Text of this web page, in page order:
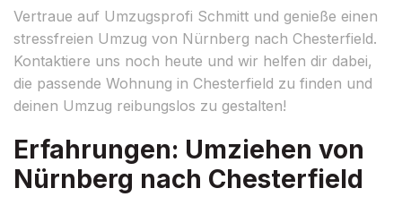
Vertraue auf Umzugsprofi Schmitt und genieße einen
stressfreien Umzug von Nürnberg nach Chesterfield.
Kontaktiere uns noch heute und wir helfen dir dabei,
die passende Wohnung in Chesterfield zu finden und
deinen Umzug reibungslos zu gestalten!
Erfahrungen: Umziehen von
Nürnberg nach Chesterfield